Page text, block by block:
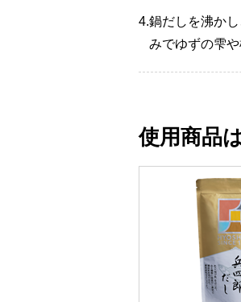
4.鍋だしを沸か
みでゆずの雫
使用商品